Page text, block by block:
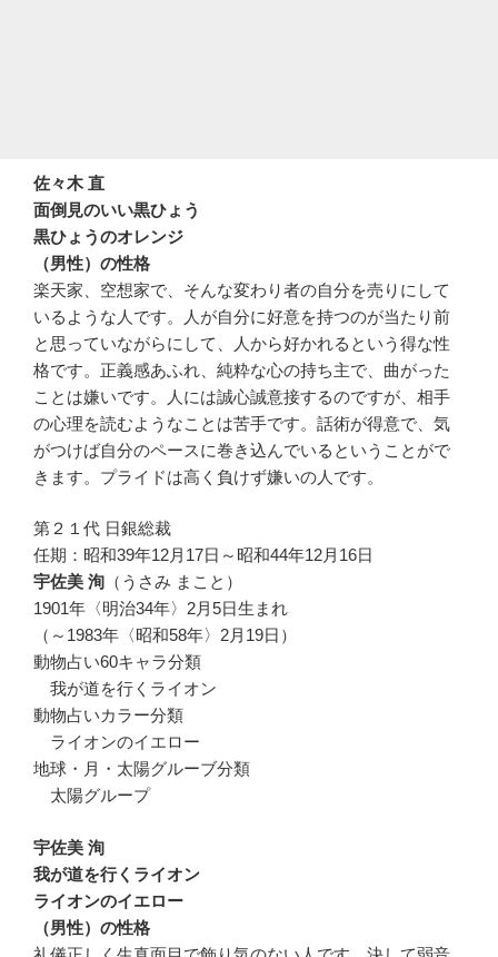
佐々木 直
面倒見のいい黒ひょう
黒ひょうのオレンジ
（男性）の性格
楽天家、空想家で、そんな変わり者の自分を売りにして
いるような人です。人が自分に好意を持つのが当たり前
と思っていながらにして、人から好かれるという得な性
格です。正義感あふれ、純粋な心の持ち主で、曲がった
ことは嫌いです。人には誠心誠意接するのですが、相手
の心理を読むようなことは苦手です。話術が得意で、気
がつけば自分のペースに巻き込んでいるということがで
きます。プライドは高く負けず嫌いの人です。
第２１代 日銀総裁
任期：昭和39年12月17日～昭和44年12月16日
宇佐美 洵 （うさみ まこと）
1901年〈明治34年〉2月5日生まれ
（～1983年〈昭和58年〉2月19日）
動物占い60キャラ分類
我が道を行くライオン
動物占いカラー分類
ライオンのイエロー
地球・月・太陽グルーブ分類
太陽グループ
宇佐美 洵
我が道を行くライオン
ライオンのイエロー
（男性）の性格